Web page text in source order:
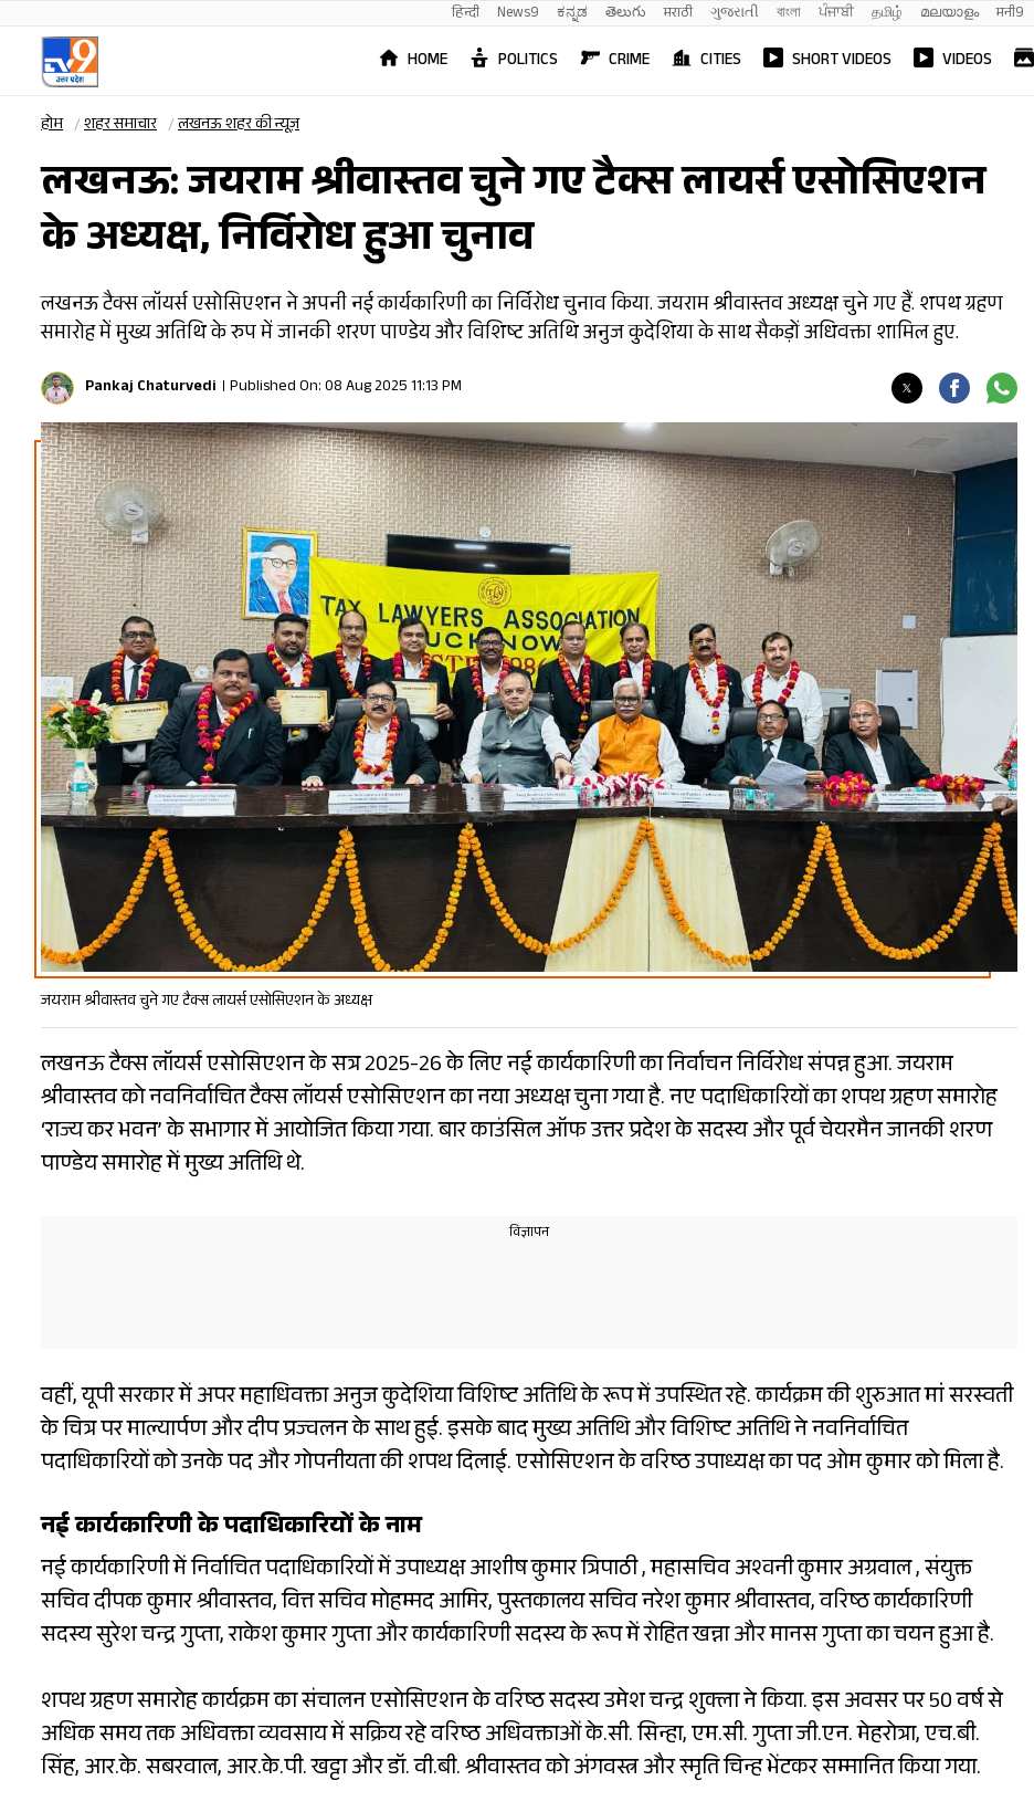
हिन्दी News9 ಕನ್ನಡ తెలుగు मराठी ગુજરાતી বাংলা ਪੰਜਾਬੀ தமிழ் മലയാളം मनी9
HOME POLITICS CRIME CITIES SHORT VIDEOS VIDEOS
होम शहर समाचार लखनऊ शहर की न्यूज़
लखनऊ: जयराम श्रीवास्तव चुने गए टैक्स लायर्स एसोसिएशन
के अध्यक्ष, निर्विरोध हुआ चुनाव
लखनऊ टैक्स लॉयर्स एसोसिएशन ने अपनी नई कार्यकारिणी का निर्विरोध चुनाव किया. जयराम श्रीवास्तव अध्यक्ष चुने गए हैं. शपथ ग्रहण
समारोह में मुख्य अतिथि के रुप में जानकी शरण पाण्डेय और विशिष्ट अतिथि अनुज कुदेशिया के साथ सैकड़ों अधिवक्ता शामिल हुए.
Pankaj Chaturvedi Published On: 08 Aug 2025 11:13 PM
जयराम श्रीवास्तव चुने गए टैक्स लायर्स एसोसिएशन के अध्यक्ष
लखनऊ टैक्स लॉयर्स एसोसिएशन के सत्र 2025-26 के लिए नई कार्यकारिणी का निर्वाचन निर्विरोध संपन्न हुआ. जयराम
श्रीवास्तव को नवनिर्वाचित टैक्स लॉयर्स एसोसिएशन का नया अध्यक्ष चुना गया है. नए पदाधिकारियों का शपथ ग्रहण समारोह
‘राज्य कर भवन’ के सभागार में आयोजित किया गया. बार काउंसिल ऑफ उत्तर प्रदेश के सदस्य और पूर्व चेयरमैन जानकी शरण
पाण्डेय समारोह में मुख्य अतिथि थे.
वहीं, यूपी सरकार में अपर महाधिवक्ता अनुज कुदेशिया विशिष्ट अतिथि के रूप में उपस्थित रहे. कार्यक्रम की शुरुआत मां सरस्वती
के चित्र पर माल्यार्पण और दीप प्रज्वलन के साथ हुई. इसके बाद मुख्य अतिथि और विशिष्ट अतिथि ने नवनिर्वाचित
पदाधिकारियों को उनके पद और गोपनीयता की शपथ दिलाई. एसोसिएशन के वरिष्ठ उपाध्यक्ष का पद ओम कुमार को मिला है.
नई कार्यकारिणी के पदाधिकारियों के नाम
नई कार्यकारिणी में निर्वाचित पदाधिकारियों में उपाध्यक्ष आशीष कुमार त्रिपाठी , महासचिव अश्वनी कुमार अग्रवाल , संयुक्त
सचिव दीपक कुमार श्रीवास्तव, वित्त सचिव मोहम्मद आमिर, पुस्तकालय सचिव नरेश कुमार श्रीवास्तव, वरिष्ठ कार्यकारिणी
सदस्य सुरेश चन्द्र गुप्ता, राकेश कुमार गुप्ता और कार्यकारिणी सदस्य के रूप में रोहित खन्ना और मानस गुप्ता का चयन हुआ है.
शपथ ग्रहण समारोह कार्यक्रम का संचालन एसोसिएशन के वरिष्ठ सदस्य उमेश चन्द्र शुक्ला ने किया. इस अवसर पर 50 वर्ष से
अधिक समय तक अधिवक्ता व्यवसाय में सक्रिय रहे वरिष्ठ अधिवक्ताओं के.सी. सिन्हा, एम.सी. गुप्ता जी.एन. मेहरोत्रा, एच.बी.
सिंह, आर.के. सबरवाल, आर.के.पी. खट्टा और डॉ. वी.बी. श्रीवास्तव को अंगवस्त्र और स्मृति चिन्ह भेंटकर सम्मानित किया गया.